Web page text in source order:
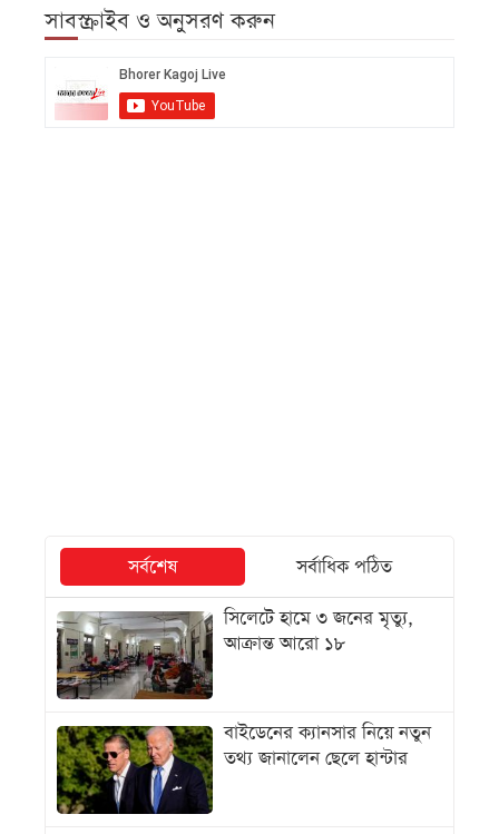
সাবস্ক্রাইব ও অনুসরণ করুন
সর্বশেষ
সর্বাধিক পঠিত
সিলেটে হামে ৩ জনের মৃত্যু,
আক্রান্ত আরো ১৮
বাইডেনের ক্যানসার নিয়ে নতুন
তথ্য জানালেন ছেলে হান্টার